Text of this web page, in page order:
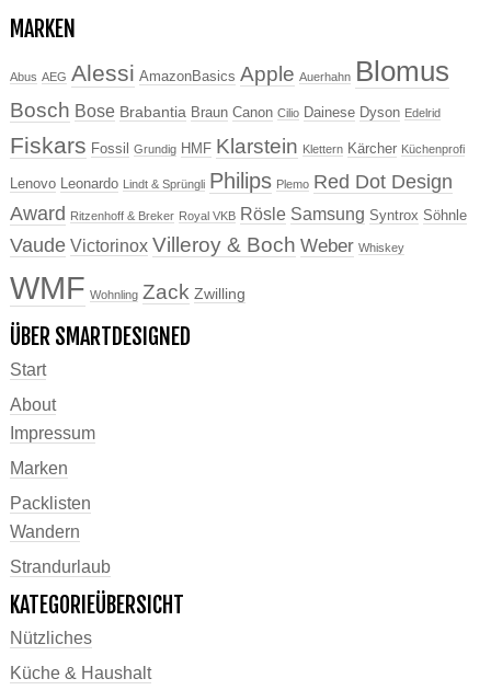
MARKEN
Abus AEG Alessi AmazonBasics Apple Auerhahn Blomus
Bosch Bose Brabantia Braun Canon Cilio Dainese Dyson Edelrid
Fiskars Fossil Grundig HMF Klarstein Klettern Kärcher Küchenprofi
Lenovo Leonardo Lindt & Sprüngli Philips Plemo Red Dot Design
Award Ritzenhoff & Breker Royal VKB Rösle Samsung Syntrox Söhnle
Vaude Victorinox Villeroy & Boch Weber Whiskey
WMF Wohnling Zack Zwilling
ÜBER SMARTDESIGNED
Start
About
Impressum
Marken
Packlisten
Wandern
Strandurlaub
KATEGORIEÜBERSICHT
Nützliches
Küche & Haushalt